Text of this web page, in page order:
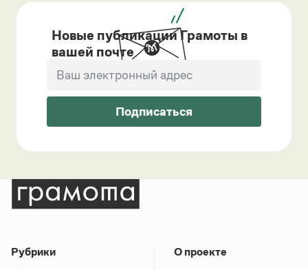
Новые публикации Грамоты в
вашей почте
Подписаться
Рубрики О проекте